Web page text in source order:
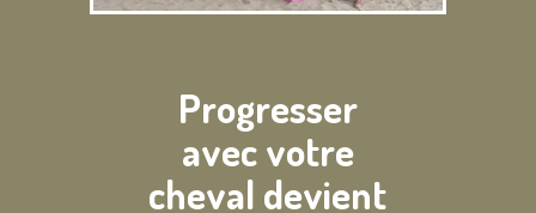
Progresser
avec votre
cheval devient